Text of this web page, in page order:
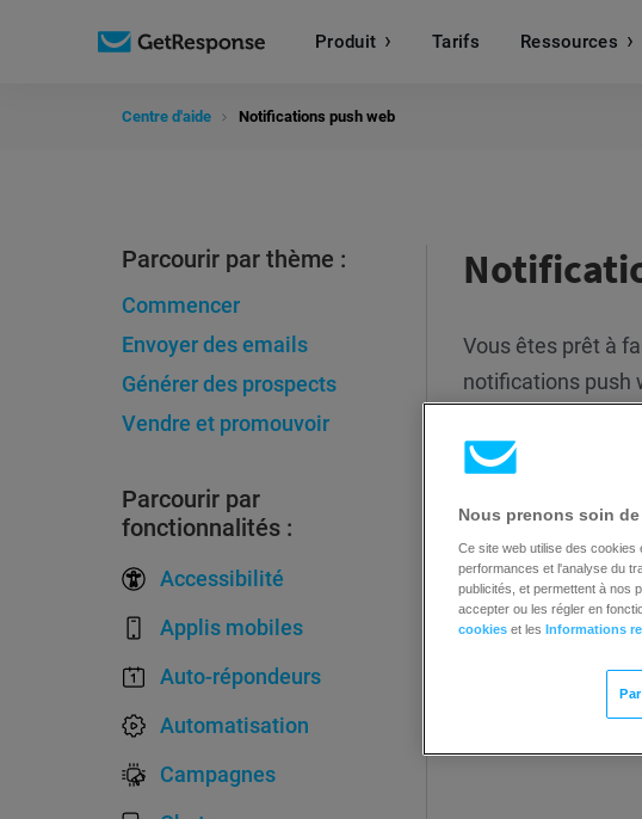
Produit Tarifs Ressources
Centre d'aide Notifications push web
Parcourir par thème :
Commencer
Envoyer des emails
Générer des prospects
Vendre et promouvoir
Parcourir par
fonctionnalités :
Accessibilité
Applis mobiles
Auto-répondeurs
Automatisation
Campagnes
Vous êtes prêt à
notifications push
Nous prenons soin
Ce site web utilise des cookies
performances et l'analyse du
publicités, et permettent à nos
accepter ou les régler en
cookies et les Informations